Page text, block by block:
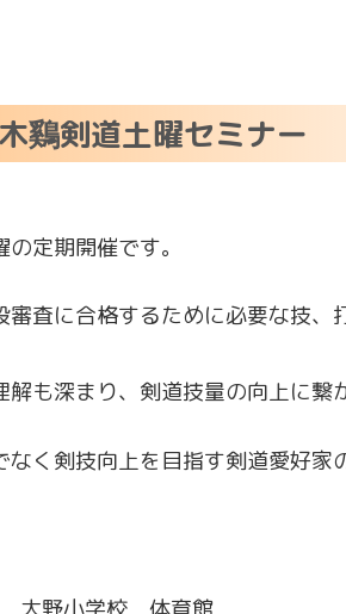
鷄剣道土曜セミナー
定期開催です。
査に合格するために必要な技、
も深まり、剣道技量の向上に繋
く剣技向上を目指す剣道愛好家